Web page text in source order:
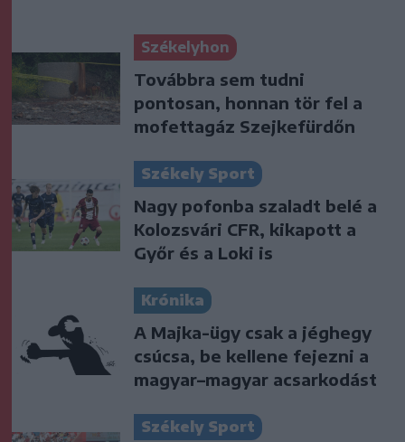
Székelyhon
Továbbra sem tudni
pontosan, honnan tör fel a
mofettagáz Szejkefürdőn
Székely Sport
Nagy pofonba szaladt belé a
Kolozsvári CFR, kikapott a
Győr és a Loki is
Krónika
A Majka-ügy csak a jéghegy
csúcsa, be kellene fejezni a
magyar–magyar acsarkodást
Székely Sport